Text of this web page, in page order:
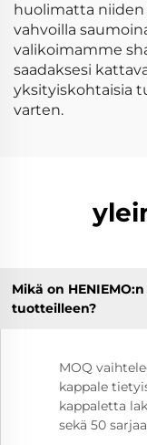
huolimatta niiden
vahvoilla
valikoimamme
saadaksesi
yksityiskohtaisia
varten.
Mikä on
tuotteilleen?
MOQ
kappale
kappaletta
sekä 50